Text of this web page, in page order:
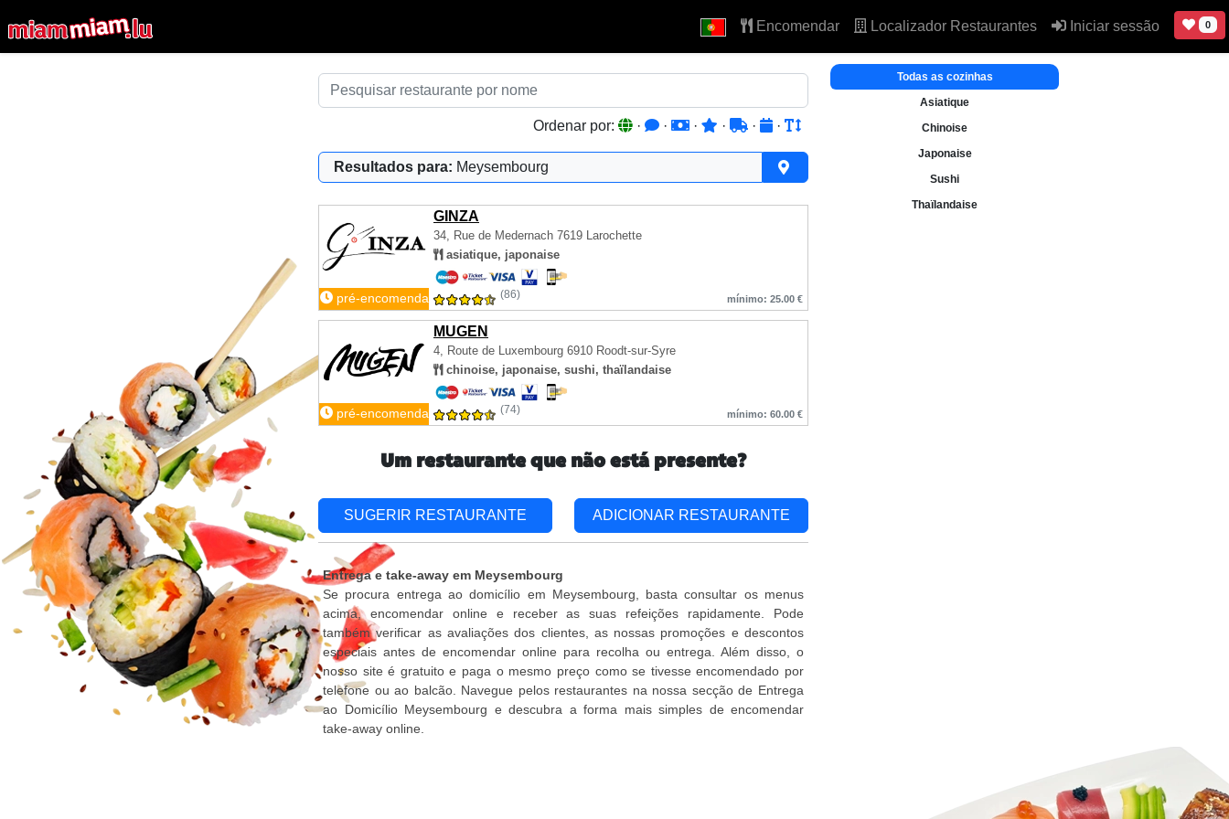
Encomendar Localizador Restaurantes Iniciar sessão 0
Ordenar por: · · · · · ·
Resultados para: Meysembourg
GINZA
34, Rue de Medernach 7619 Larochette
asiatique, japonaise
pré-encomenda (86) mínimo: 25.00 €
MUGEN
4, Route de Luxembourg 6910 Roodt-sur-Syre
chinoise, japonaise, sushi, thaïlandaise
pré-encomenda (74) mínimo: 60.00 €
Todas as cozinhas
Asiatique
Chinoise
Japonaise
Sushi
Thaïlandaise
Um restaurante que não está presente?
SUGERIR RESTAURANTE ADICIONAR RESTAURANTE
Entrega e take-away em Meysembourg
Se procura entrega ao domicílio em Meysembourg, basta consultar os menus
acima, encomendar online e receber as suas refeições rapidamente. Pode
também verificar as avaliações dos clientes, as nossas promoções e descontos
especiais antes de encomendar online para recolha ou entrega. Além disso, o
nosso site é gratuito e paga o mesmo preço como se tivesse encomendado por
telefone ou ao balcão. Navegue pelos restaurantes na nossa secção de Entrega
ao Domicílio Meysembourg e descubra a forma mais simples de encomendar
take-away online.